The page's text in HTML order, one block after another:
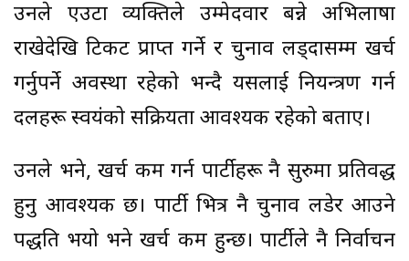
उनले एउटा व्यक्तिले उम्मेदवार बन्ने अभिलाषा
राखेदेखि टिकट प्राप्त गर्ने र चुनाव लड्दासम्म खर्च
गर्नुपर्ने अवस्था रहेको भन्दै यसलाई नियन्त्रण गर्न
दलहरू स्वयंको सक्रियता आवश्यक रहेको बताए।
उनले भने, खर्च कम गर्न पार्टीहरू नै सुरुमा प्रतिवद्ध
हुनु आवश्यक छ। पार्टी भित्र नै चुनाव लडेर आउने
पद्धति भयो भने खर्च कम हुन्छ। पार्टीले नै निर्वाचन